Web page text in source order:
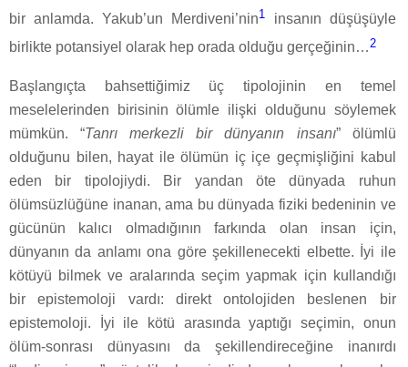
bir anlamda. Yakub’un Merdiveni’nin1 insanın düşüşüyle
birlikte potansiyel olarak hep orada olduğu gerçeğinin… 2
Başlangıçta bahsettiğimiz üç tipolojinin en temel
meselelerinden birisinin ölümle ilişki olduğunu söylemek
mümkün. “Tanrı merkezli bir dünyanın insanı” ölümlü
olduğunu bilen, hayat ile ölümün iç içe geçmişliğini kabul
eden bir tipolojiydi. Bir yandan öte dünyada ruhun
ölümsüzlüğüne inanan, ama bu dünyada fiziki bedeninin ve
gücünün kalıcı olmadığının farkında olan insan için,
dünyanın da anlamı ona göre şekillenecekti elbette. İyi ile
kötüyü bilmek ve aralarında seçim yapmak için kullandığı
bir epistemoloji vardı: direkt ontolojiden beslenen bir
epistemoloji. İyi ile kötü arasında yaptığı seçimin, onun
ölüm-sonrası dünyasını da şekillendireceğine inanırdı